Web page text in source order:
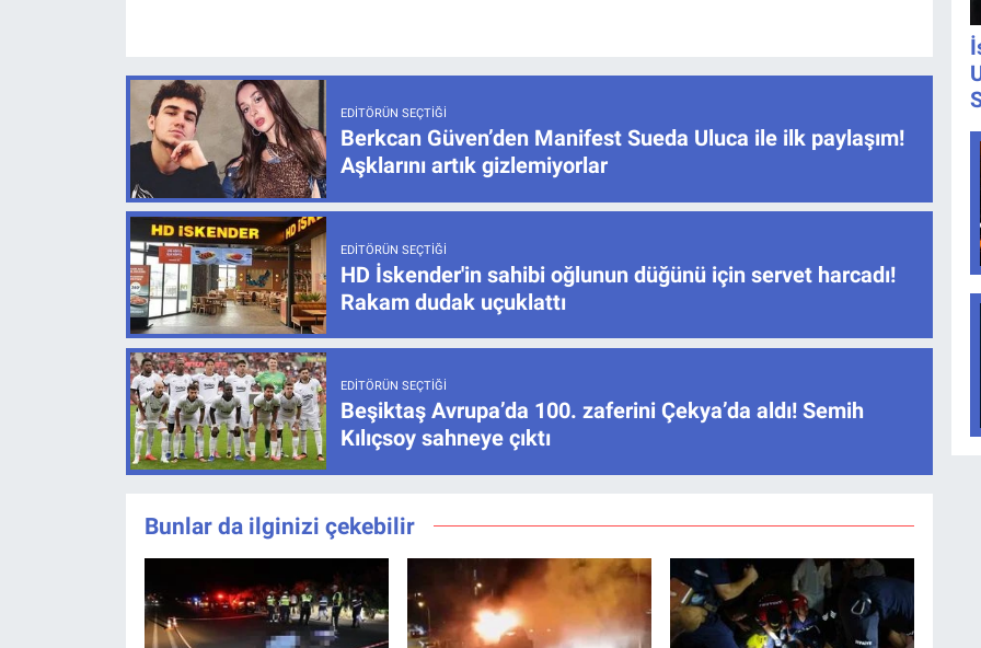
EDITÖRÜN SEÇTIĞI
Berkcan Güven’den Manifest Sueda Uluca ile ilk paylaşım!
Aşklarını artık gizlemiyorlar
EDITÖRÜN SEÇTIĞI
HD İskender'in sahibi oğlunun düğünü için servet harcadı!
Rakam dudak uçuklattı
EDITÖRÜN SEÇTIĞI
Beşiktaş Avrupa’da 100. zaferini Çekya’da aldı! Semih
Kılıçsoy sahneye çıktı
Bunlar da ilginizi çekebilir